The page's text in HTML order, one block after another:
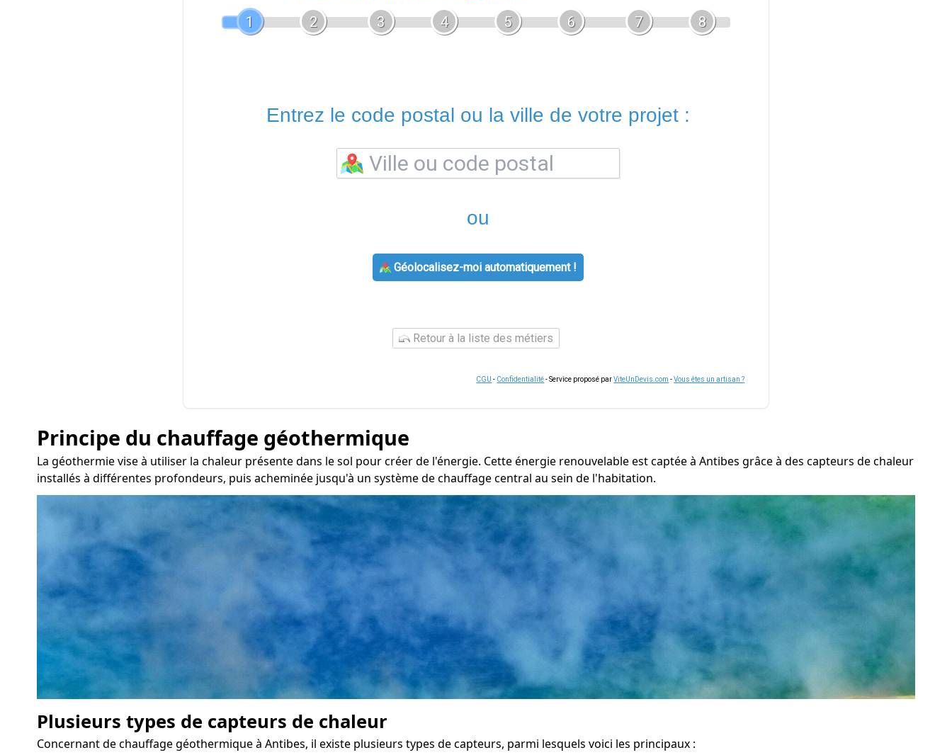
1
2 3 4 5 6 7 8
Entrez le code postal ou la ville de votre projet :
ou
Géolocalisez-moi automatiquement !
Retour à la liste des métiers
CGU - Confidentialité- Service proposé parViteUnDevis.com -Vous êtes un artisan ?
Principe du chauffage géothermique
La géothermie vise à utiliser la chaleur présente dans le sol pour créer de l'énergie. Cette énergie renouvelable est captée à Antibes grâce à des capteurs de chaleur
installés à différentes profondeurs, puis acheminée jusqu'à un système de chauffage central au sein de l'habitation.
Plusieurs types de capteurs de chaleur
Concernant de chauffage géothermique à Antibes, il existe plusieurs types de capteurs, parmi lesquels voici les principaux :